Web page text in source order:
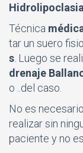
Técnica
tar un suero
s . Luego se
drenaje
o ..del caso.
No es
realizar sin
paciente y no